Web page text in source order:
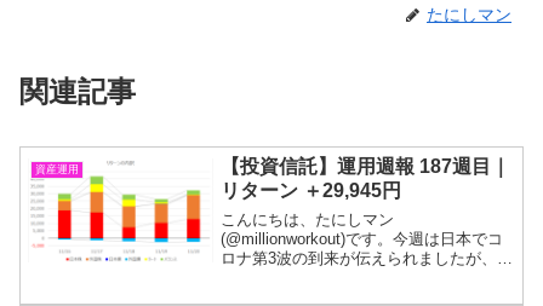
たにしマン
関連記事
資産運用
【投資信託】運用週報 187週目｜
リターン ＋29,945円
こんにちは、たにしマン
(@millionworkout)です。今週は日本でコ
ロナ第3波の到来が伝えられましたが、日